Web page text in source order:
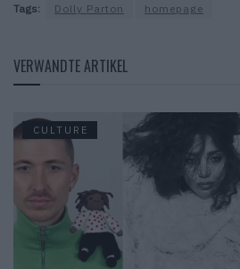
Tags: Dolly Parton homepage
VERWANDTE ARTIKEL
CULTURE